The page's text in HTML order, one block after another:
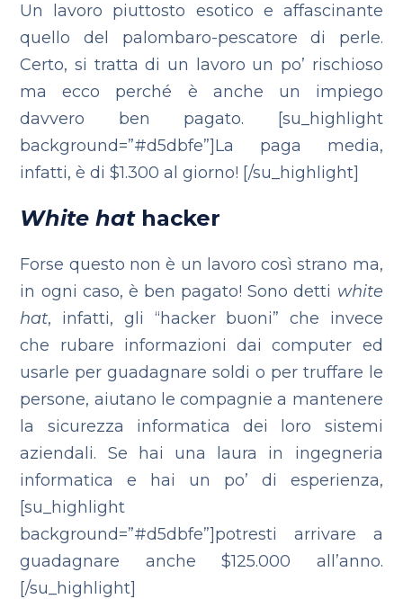
Un lavoro piuttosto esotico e affascinante
quello del palombaro-pescatore di perle.
Certo, si tratta di un lavoro un po’ rischioso
ma ecco perché è anche un impiego
davvero ben pagato. [su_highlight
background=”#d5dbfe”]La paga media,
infatti, è di $1.300 al giorno! [/su_highlight]
White hathacker
Forse questo non è un lavoro così strano ma,
in ogni caso, è ben pagato! Sono detti white
hat, infatti, gli “hacker buoni” che invece
che rubare informazioni dai computer ed
usarle per guadagnare soldi o per truffare le
persone, aiutano le compagnie a mantenere
la sicurezza informatica dei loro sistemi
aziendali. Se hai una laura in ingegneria
informatica e hai un po’ di esperienza,
[su_highlight
background=”#d5dbfe”]potresti arrivare a
guadagnare anche $125.000 all’anno.
[/su_highlight]